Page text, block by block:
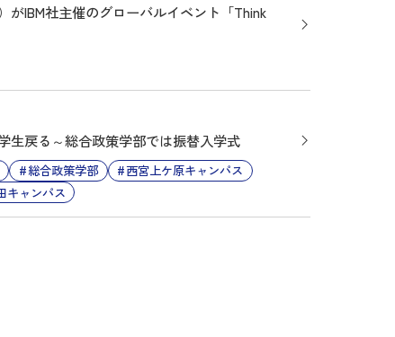
がIBM社主催のグローバルイベント「Think
戻る～総合政策学部では振替入学式
総合政策学部
西宮上ケ原キャンパス
キャンパス